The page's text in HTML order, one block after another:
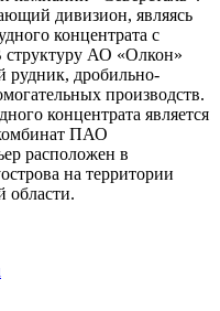
дивизион, являясь
концентрата с
структуру АО «Олкон»
рудник, дробильно-
производств.
концентрата является
ПАО
расположен в
на территории
области.